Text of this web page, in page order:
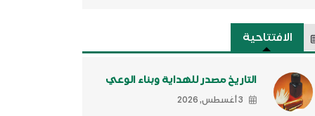
الافتتاحية
التاريخ مصدر للهداية وبناء الوعي
3 أغسطس, 2026